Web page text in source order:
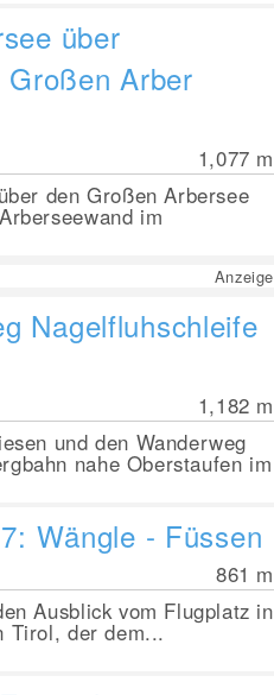
über
Arber
1,077 m
den Großen Arbersee
im
Anzeige
Nagelfluhschleife
1,182 m
und den Wanderweg
nahe Oberstaufen im
Wängle - Füssen
861 m
Ausblick vom Flugplatz in
Tirol, der dem...